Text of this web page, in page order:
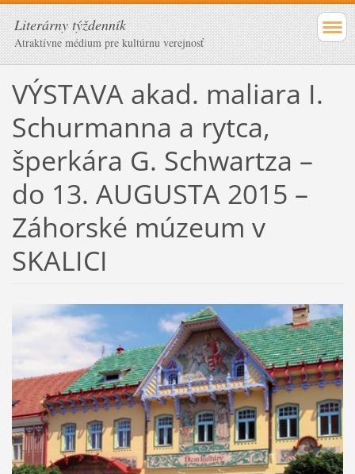
Literárny týždenník
Atraktívne médium pre kultúrnu verejnosť
VÝSTAVA akad. maliara I.
Schurmanna a rytca,
šperkára G. Schwartza –
do 13. AUGUSTA 2015 –
Záhorské múzeum v
SKALICI